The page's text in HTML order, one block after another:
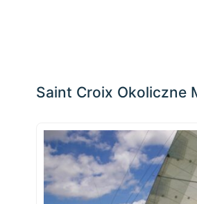
Saint Croix Okoliczne